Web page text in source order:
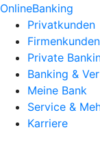
OnlineBanking
Privatkunden
Firmenkunden
Private
Banking &
Meine Bank
Service &
Karriere